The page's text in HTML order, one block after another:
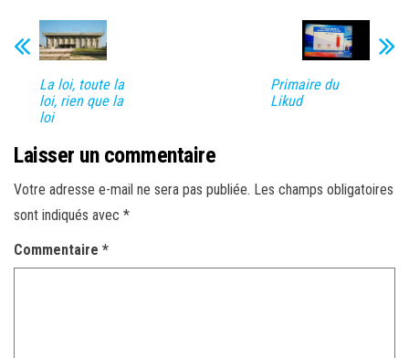
La loi, toute la
loi, rien que la
loi
Primaire du
Likud
Laisser un commentaire
Votre adresse e-mail ne sera pas publiée. Les champs obligatoires
sont indiqués avec *
Commentaire *